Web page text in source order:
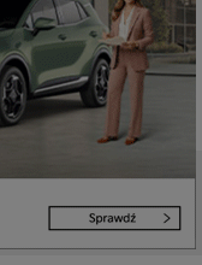
KONTAKT